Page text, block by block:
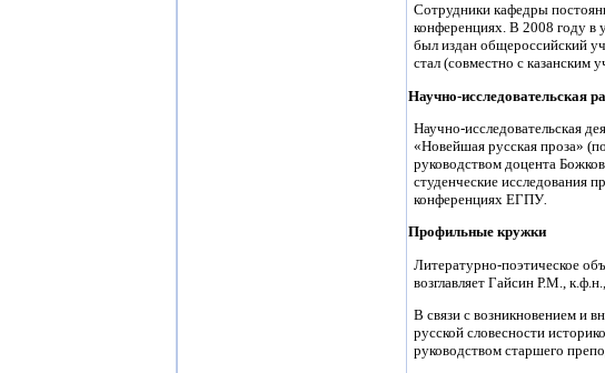
Сотрудники кафедры
конференциях. В 2008 году в
был издан общероссийский
стал (совместно с
Научно-исследовательская
Научно-исследовательская
«Новейшая русская проза»
руководством доцента
студенческие исследования
конференциях ЕГПУ
Профильные кружки
Литературно-поэтическое
возглавляет Гайсин Р.М.,
В связи с возникновением и
русской словесности
руководством старшего